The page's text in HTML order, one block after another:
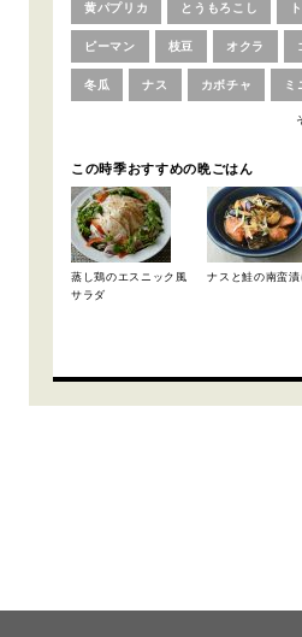
黄パプリカ とうもろこし
ピーマン 枝豆 オクラ
冬瓜 ナス カボチャ ミ
この時季おすすめの晩ごはん
蒸し鶏のエスニック風
サラダ
ナスと鮭の南蛮漬